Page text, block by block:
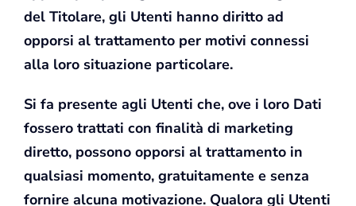
del Titolare, gli Utenti hanno diritto ad
opporsi al trattamento per motivi connessi
alla loro situazione particolare.
Si fa presente agli Utenti che, ove i loro Dati
fossero trattati con finalità di marketing
diretto, possono opporsi al trattamento in
qualsiasi momento, gratuitamente e senza
fornire alcuna motivazione. Qualora gli Utenti